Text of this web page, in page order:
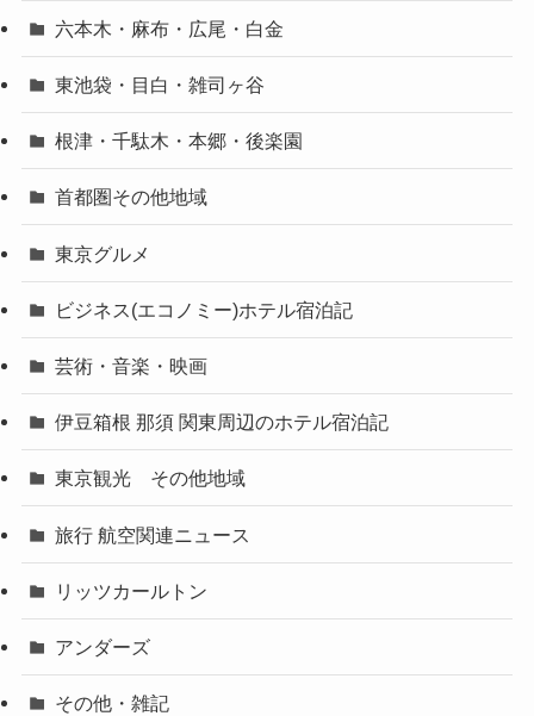
六本木・麻布・広尾・白金
東池袋・目白・雑司ヶ谷
根津・千駄木・本郷・後楽園
首都圏その他地域
東京グルメ
ビジネス(エコノミー)ホテル宿泊記
芸術・音楽・映画
伊豆箱根 那須 関東周辺のホテル宿泊記
東京観光 その他地域
旅行 航空関連ニュース
リッツカールトン
アンダーズ
その他・雑記